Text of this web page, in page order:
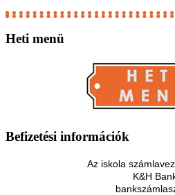
Heti menü
Befizetési információk
Az iskola
K&H